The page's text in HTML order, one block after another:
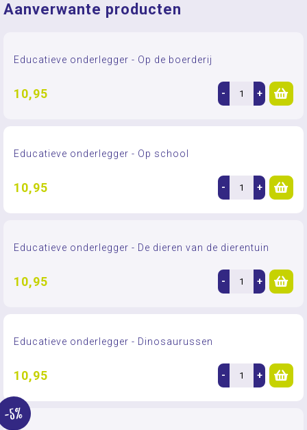
Aanverwante producten
Educatieve onderlegger - Op de boerderij
10,95 - +
Educatieve onderlegger - Op school
10,95 - +
Educatieve onderlegger - De dieren van de dierentuin
10,95 - +
Educatieve onderlegger - Dinosaurussen
10,95 - +
-5%